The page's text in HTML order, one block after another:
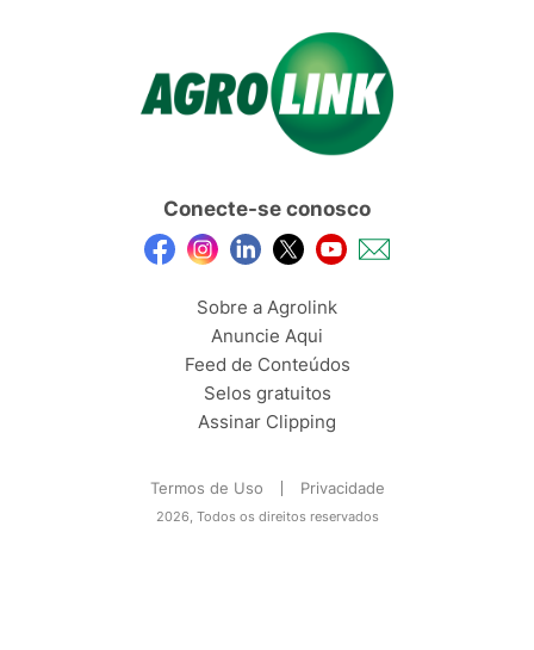
Conecte-se conosco
Sobre a Agrolink
Anuncie Aqui
Feed de Conteúdos
Selos gratuitos
Assinar Clipping
Termos de Uso Privacidade
2026, Todos os direitos reservados